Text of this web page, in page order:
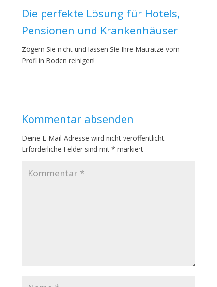
Die perfekte Lösung für Hotels,
Pensionen und Krankenhäuser
Zögern Sie nicht und lassen Sie Ihre Matratze vom
Profi in Boden reinigen!
Kommentar absenden
Deine E-Mail-Adresse wird nicht veröffentlicht.
Erforderliche Felder sind mit * markiert